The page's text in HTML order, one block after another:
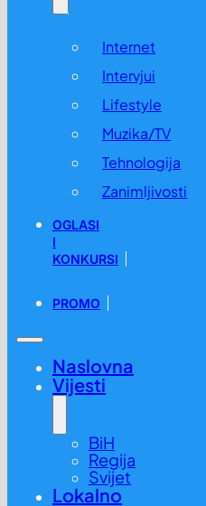
Internet
Intervjui
Lifestyle
Muzika/TV
Tehnologija
Zanimljivosti
OGLASI
I
KONKURSI
PROMO
Naslovna
Vijesti
BiH
Regija
Svijet
Lokalno